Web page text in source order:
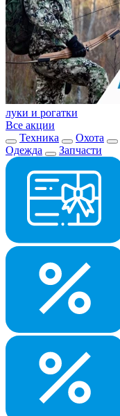
луки и рогатки
Все акции
Техника
Охота
Одежда
Запчасти